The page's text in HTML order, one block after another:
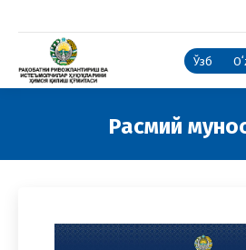
Ўзб
Расмий